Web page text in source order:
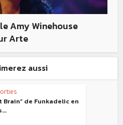
Amy Winehouse
Arte
aussi
Brain” de Funkadelic en